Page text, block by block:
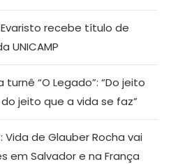
recebe título de
UNICAMP
“O Legado”: “Do jeito
jeito que a vida se faz”
Vida de Glauber Rocha vai
em Salvador e na França